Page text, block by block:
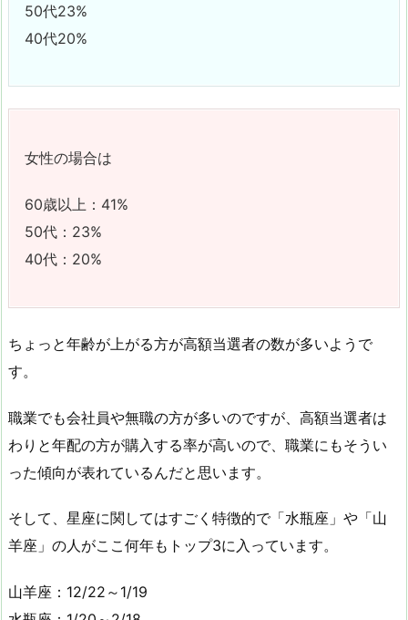
50代23%
40代20%
女性の場合は
60歳以上：41%
50代：23%
40代：20%
ちょっと年齢が上がる方が高額当選者の数が多いようで
す。
職業でも会社員や無職の方が多いのですが、高額当選者は
わりと年配の方が購入する率が高いので、職業にもそうい
った傾向が表れているんだと思います。
そして、星座に関してはすごく特徴的で「水瓶座」や「山
羊座」の人がここ何年もトップ3に入っています。
山羊座：12/22～1/19